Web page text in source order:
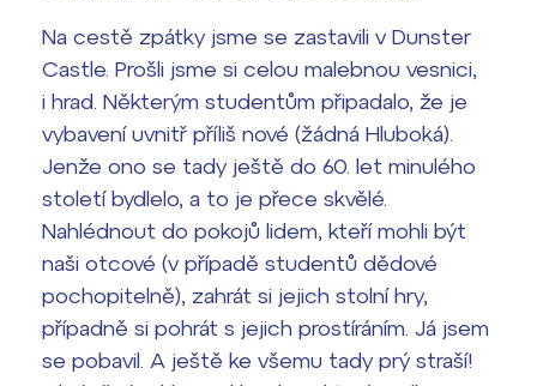
Na cestě zpátky jsme se zastavili v Dunster
Castle. Prošli jsme si celou malebnou vesnici,
i hrad. Některým studentům připadalo, že je
vybavení uvnitř příliš nové (žádná Hluboká).
Jenže ono se tady ještě do 60. let minulého
století bydlelo, a to je přece skvělé.
Nahlédnout do pokojů lidem, kteří mohli být
naši otcové (v případě studentů dědové
pochopitelně), zahrát si jejich stolní hry,
případně si pohrát s jejich prostíráním. Já jsem
se pobavil. A ještě ke všemu tady prý straší!